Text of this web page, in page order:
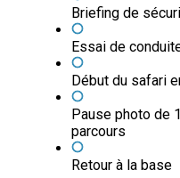
Briefing de
Essai de
Début du safari
Pause photo de
parcours
Retour à la base